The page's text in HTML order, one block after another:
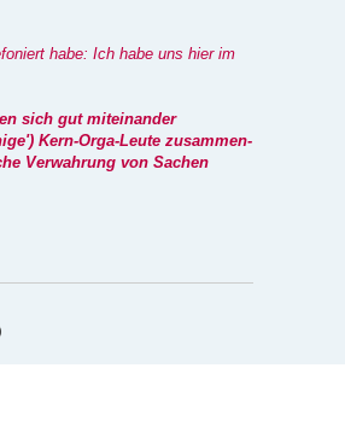
habe: Ich habe uns hier im
sich gut miteinander
Kern-Orga-Leute zusammen-
Verwahrung von Sachen